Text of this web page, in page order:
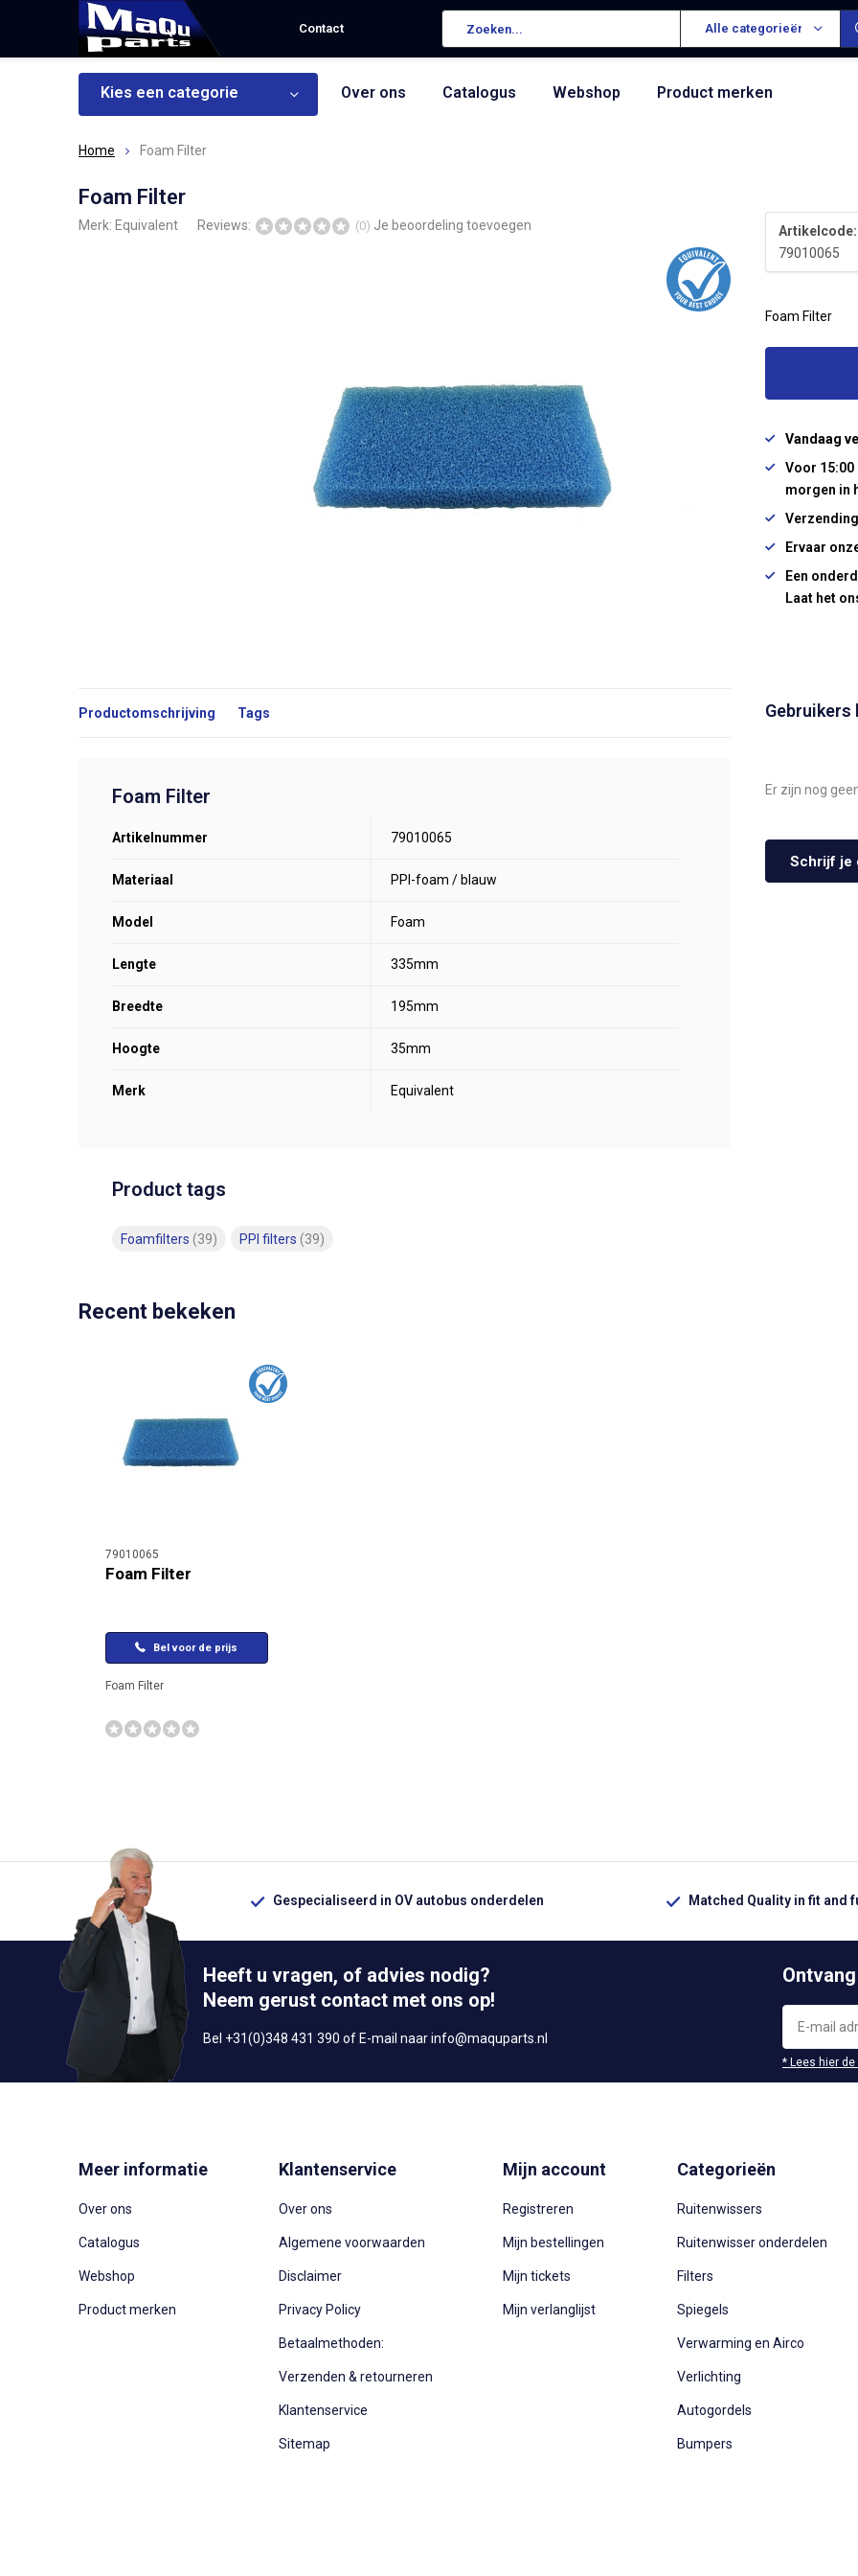
Contact Alle categorieën
Kies een categorie Over ons Catalogus Webshop Product merken
Home Foam Filter
Foam Filter
Merk: Equivalent Reviews: (0) Je beoordeling toevoegen
Artikelcode:
79010065
Foam Filter
Vandaag
Voor 15:00
morgen in
Ervaar
Een
Laat het
Productomschrijving Tags
Foam Filter
Artikelnummer 79010065
Materiaal PPI-foam / blauw
Model Foam
Lengte 335mm
Breedte 195mm
Hoogte 35mm
Merk Equivalent
Product tags
Foamfilters (39) PPI filters (39)
Gebruikers
Er zijn nog
Schrijf je
Recent bekeken
79010065
Foam Filter
Bel voor de prijs
Foam Filter
Gespecialiseerd in OV autobus onderdelen Matched Quality in fit and
Heeft u vragen, of advies nodig?
Neem gerust contact met ons op!
Bel +31(0)348 431 390 of E-mail naarinfo@maquparts.nl
* Lees hier
Meer informatie
Over ons
Catalogus
Webshop
Product merken
Klantenservice
Over ons
Algemene voorwaarden
Disclaimer
Privacy Policy
Betaalmethoden:
Verzenden & retourneren
Klantenservice
Sitemap
Mijn account
Registreren
Mijn bestellingen
Mijn tickets
Mijn verlanglijst
Categorieën
Ruitenwissers
Ruitenwisser onderdelen
Filters
Spiegels
Verwarming en Airco
Verlichting
Autogordels
Bumpers